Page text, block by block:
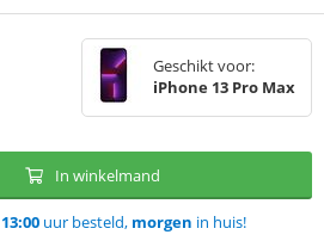
Geschikt voor:
iPhone 13 Pro Max
In winkelmand
13:00uur besteld, morgen in huis!